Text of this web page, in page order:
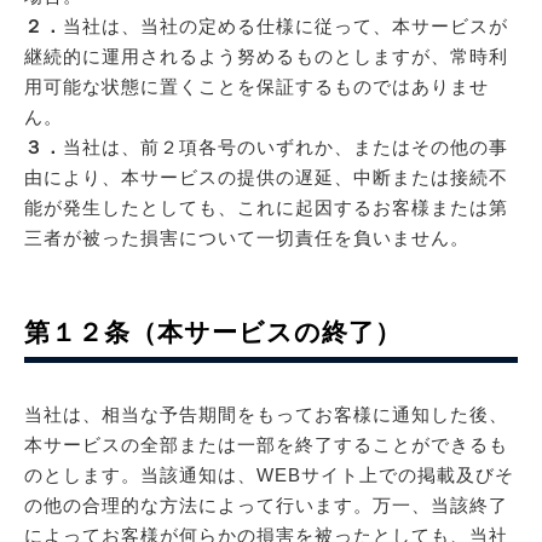
２． 当社は、当社の定める仕様に従って、本サービスが
継続的に運用されるよう努めるものとしますが、常時利
用可能な状態に置くことを保証するものではありませ
ん。
３． 当社は、前２項各号のいずれか、またはその他の事
由により、本サービスの提供の遅延、中断または接続不
能が発生したとしても、これに起因するお客様または第
三者が被った損害について一切責任を負いません。
第１２条（本サービスの終了）
当社は、相当な予告期間をもってお客様に通知した後、
本サービスの全部または一部を終了することができるも
のとします。当該通知は、WEBサイト上での掲載及びそ
の他の合理的な方法によって行います。万一、当該終了
によってお客様が何らかの損害を被ったとしても、当社